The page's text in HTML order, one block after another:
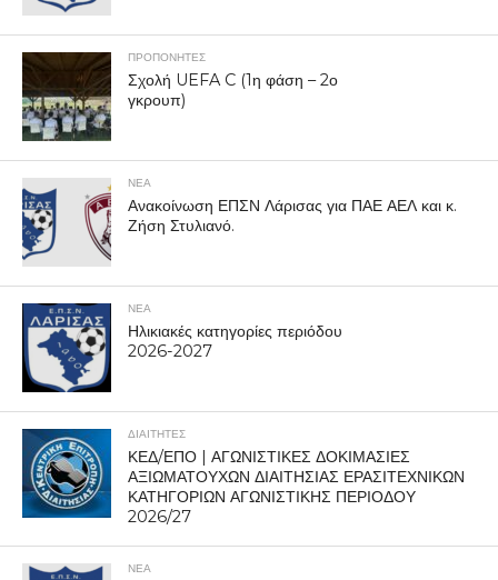
ΠΡΟΠΟΝΗΤΈΣ
Σχολή UEFA C (1η φάση – 2ο
γκρουπ)
ΝΕΑ
Ανακοίνωση ΕΠΣΝ Λάρισας για ΠΑΕ ΑΕΛ και κ.
Ζήση Στυλιανό.
ΝΕΑ
Ηλικιακές κατηγορίες περιόδου
2026-2027
ΔΙΑΙΤΗΤΕΣ
ΚΕΔ/ΕΠΟ | ΑΓΩΝΙΣΤΙΚΕΣ ΔΟΚΙΜΑΣΙΕΣ
ΑΞΙΩΜΑΤΟΥΧΩΝ ΔΙΑΙΤΗΣΙΑΣ ΕΡΑΣΙΤΕΧΝΙΚΩΝ
ΚΑΤΗΓΟΡΙΩΝ ΑΓΩΝΙΣΤΙΚΗΣ ΠΕΡΙΟΔΟΥ
2026/27
ΝΕΑ